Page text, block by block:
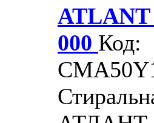
000 Код: